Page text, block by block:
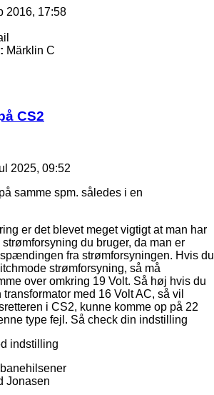
2016, 17:58
Märklin C
CS2
2025, 09:52
samme spm. således i en
er det blevet meget vigtigt at man har
du bruger, da man er
fra strømforsyningen. Hvis du
strømforsyning, så må
over omkring 19 Volt. Så høj hvis du
med 16 Volt AC, så vil
i CS2, kunne komme op på 22
type fejl. Så check din indstilling
indstilling
Jonasen